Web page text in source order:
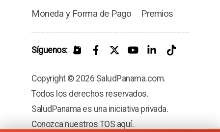
Moneda y Forma de Pago
Premios
Síguenos:
Copyright © 2026 SaludPanama.com.
Todos los derechos reservados.
SaludPanama es una iniciativa privada.
Conozca nuestros TOS aquí.